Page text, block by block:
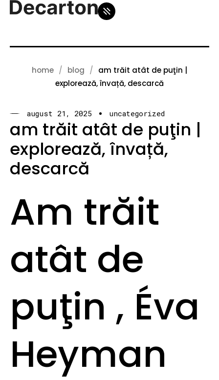
home blog
am trăit atât de puţin |
explorează, învață, descarcă
august 21, 2025 uncategorized
am trăit atât de puţin |
explorează, învață,
descarcă
Am trăit
atât de
puţin , Éva
Heyman